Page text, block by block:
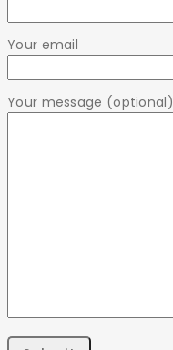
Your email
Your message (optional)